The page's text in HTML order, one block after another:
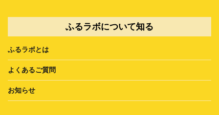
ふるラボについて知る
ふるラボとは
よくあるご質問
お知らせ